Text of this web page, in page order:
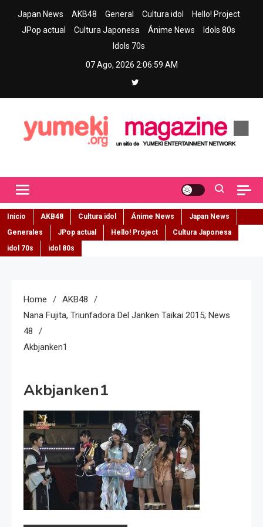
Japan News AKB48 General Cultura idol
Hello! Project
JPop actual
Cultura Japonesa Ánime News
Idols 80s
Idols 70s
07 Ago, 2026 2:07:00 AM
Inicio AKB48 Cultura idol Ánime News
Japan News
Generales
JPop actual Hello! Project
Cultura Japonesa
idol 70s
idol 80s
Home
AKB48
Nana Fujita, Triunfadora Del Janken Taikai 2015; News
48
Akbjanken1
Akbjanken1